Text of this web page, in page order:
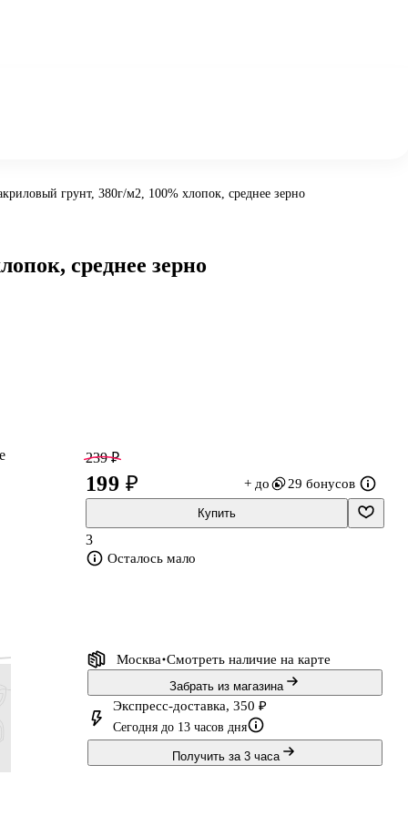
грунт, 380г/м2, 100% хлопок, среднее зерно
среднее зерно
239 ₽
199 ₽ + до 29 бонусов
Купить
3
Осталось мало
Москва Смотреть наличие на карте
Забрать из магазина
Экспресс-доставка, 350 ₽
Сегодня до 13 часов дня
Получить за 3 часа